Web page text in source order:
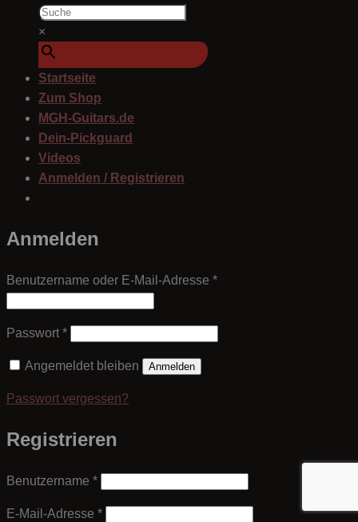
×
Startseite
Zum Shop
MGH-Guitars.de
Dein-Pickguard
Videos
Anmelden / Registrieren
Anmelden
Benutzername oder E-Mail-Adresse *Erforderlich
Passwort *Erforderlich
Angemeldet bleiben Anmelden
Passwort vergessen?
Registrieren
Benutzername *Erforderlich
E-Mail-Adresse *Erforderlich